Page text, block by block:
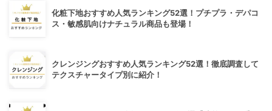
化粧下地おすすめ人気ランキング52選！プチプラ・デパコ
ス・敏感肌向けナチュラル商品も登場！
クレンジングおすすめ人気ランキング52選！徹底調査して
テクスチャータイプ別に紹介！